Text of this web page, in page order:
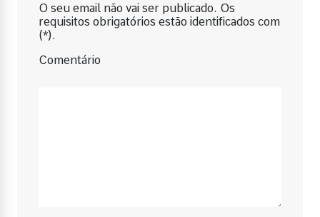
O seu email não vai ser publicado. Os
requisitos obrigatórios estão identificados com
(*).
Comentário